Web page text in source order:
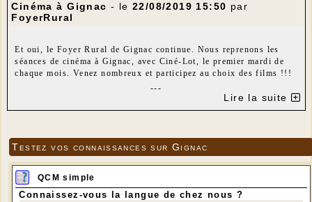
Cinéma à Gignac - le 22/08/2019 15:50 par
FoyerRural
Et oui, le Foyer Rural de Gignac continue. Nous reprenons les
séances de cinéma à Gignac, avec Ciné-Lot, le premier mardi de
chaque mois. Venez nombreux et participez au choix des films !!!
---
Lire la suite
Testez vos connaissances sur Gignac
QCM simple
Connaissez-vous la langue de chez nous ?